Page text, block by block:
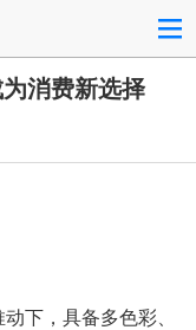
消费新选择
下，具备多色彩、